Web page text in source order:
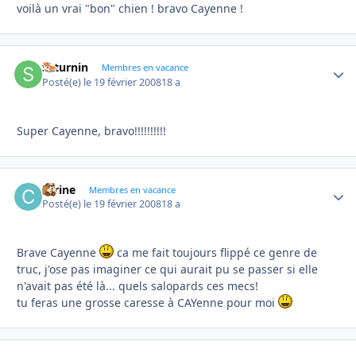
voilà un vrai "bon" chien ! bravo Cayenne !
saturnin Membres en vacance
Posté(e) le 19 février 200818 a
Super Cayenne, bravo!!!!!!!!!!
carine Membres en vacance
Posté(e) le 19 février 200818 a
Brave Cayenne
ca me fait toujours flippé ce genre de
truc, j'ose pas imaginer ce qui aurait pu se passer si elle
n'avait pas été là... quels salopards ces mecs!
tu feras une grosse caresse à CAYenne pour moi